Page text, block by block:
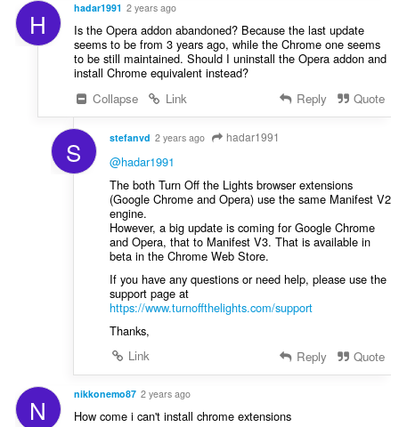
H hadar1991 2 years ago
Is the Opera addon abandoned? Because the last update
seems to be from 3 years ago, while the Chrome one seems
to be still maintained. Should I uninstall the Opera addon and
install Chrome equivalent instead?
Collapse
Link Reply Quote
S stefanvd 2 years ago hadar1991
@hadar1991
The both Turn Off the Lights browser extensions
(Google Chrome and Opera) use the same Manifest V2
engine.
However, a big update is coming for Google Chrome
and Opera, that to Manifest V3. That is available in
beta in the Chrome Web Store.
If you have any questions or need help, please use the
support page at
https://www.turnoffthelights.com/support
Thanks,
Link
Reply Quote
N nikkonemo87 2 years ago
How come i can't install chrome extensions